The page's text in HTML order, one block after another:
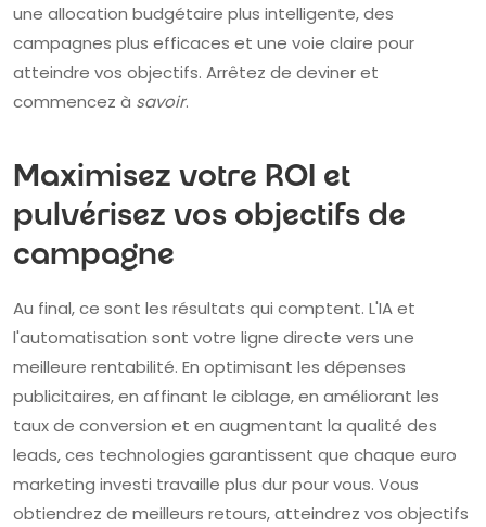
une allocation budgétaire plus intelligente, des
campagnes plus efficaces et une voie claire pour
atteindre vos objectifs. Arrêtez de deviner et
commencez à savoir.
Maximisez votre ROI et
pulvérisez vos objectifs de
campagne
Au final, ce sont les résultats qui comptent. L'IA et
l'automatisation sont votre ligne directe vers une
meilleure rentabilité. En optimisant les dépenses
publicitaires, en affinant le ciblage, en améliorant les
taux de conversion et en augmentant la qualité des
leads, ces technologies garantissent que chaque euro
marketing investi travaille plus dur pour vous. Vous
obtiendrez de meilleurs retours, atteindrez vos objectifs